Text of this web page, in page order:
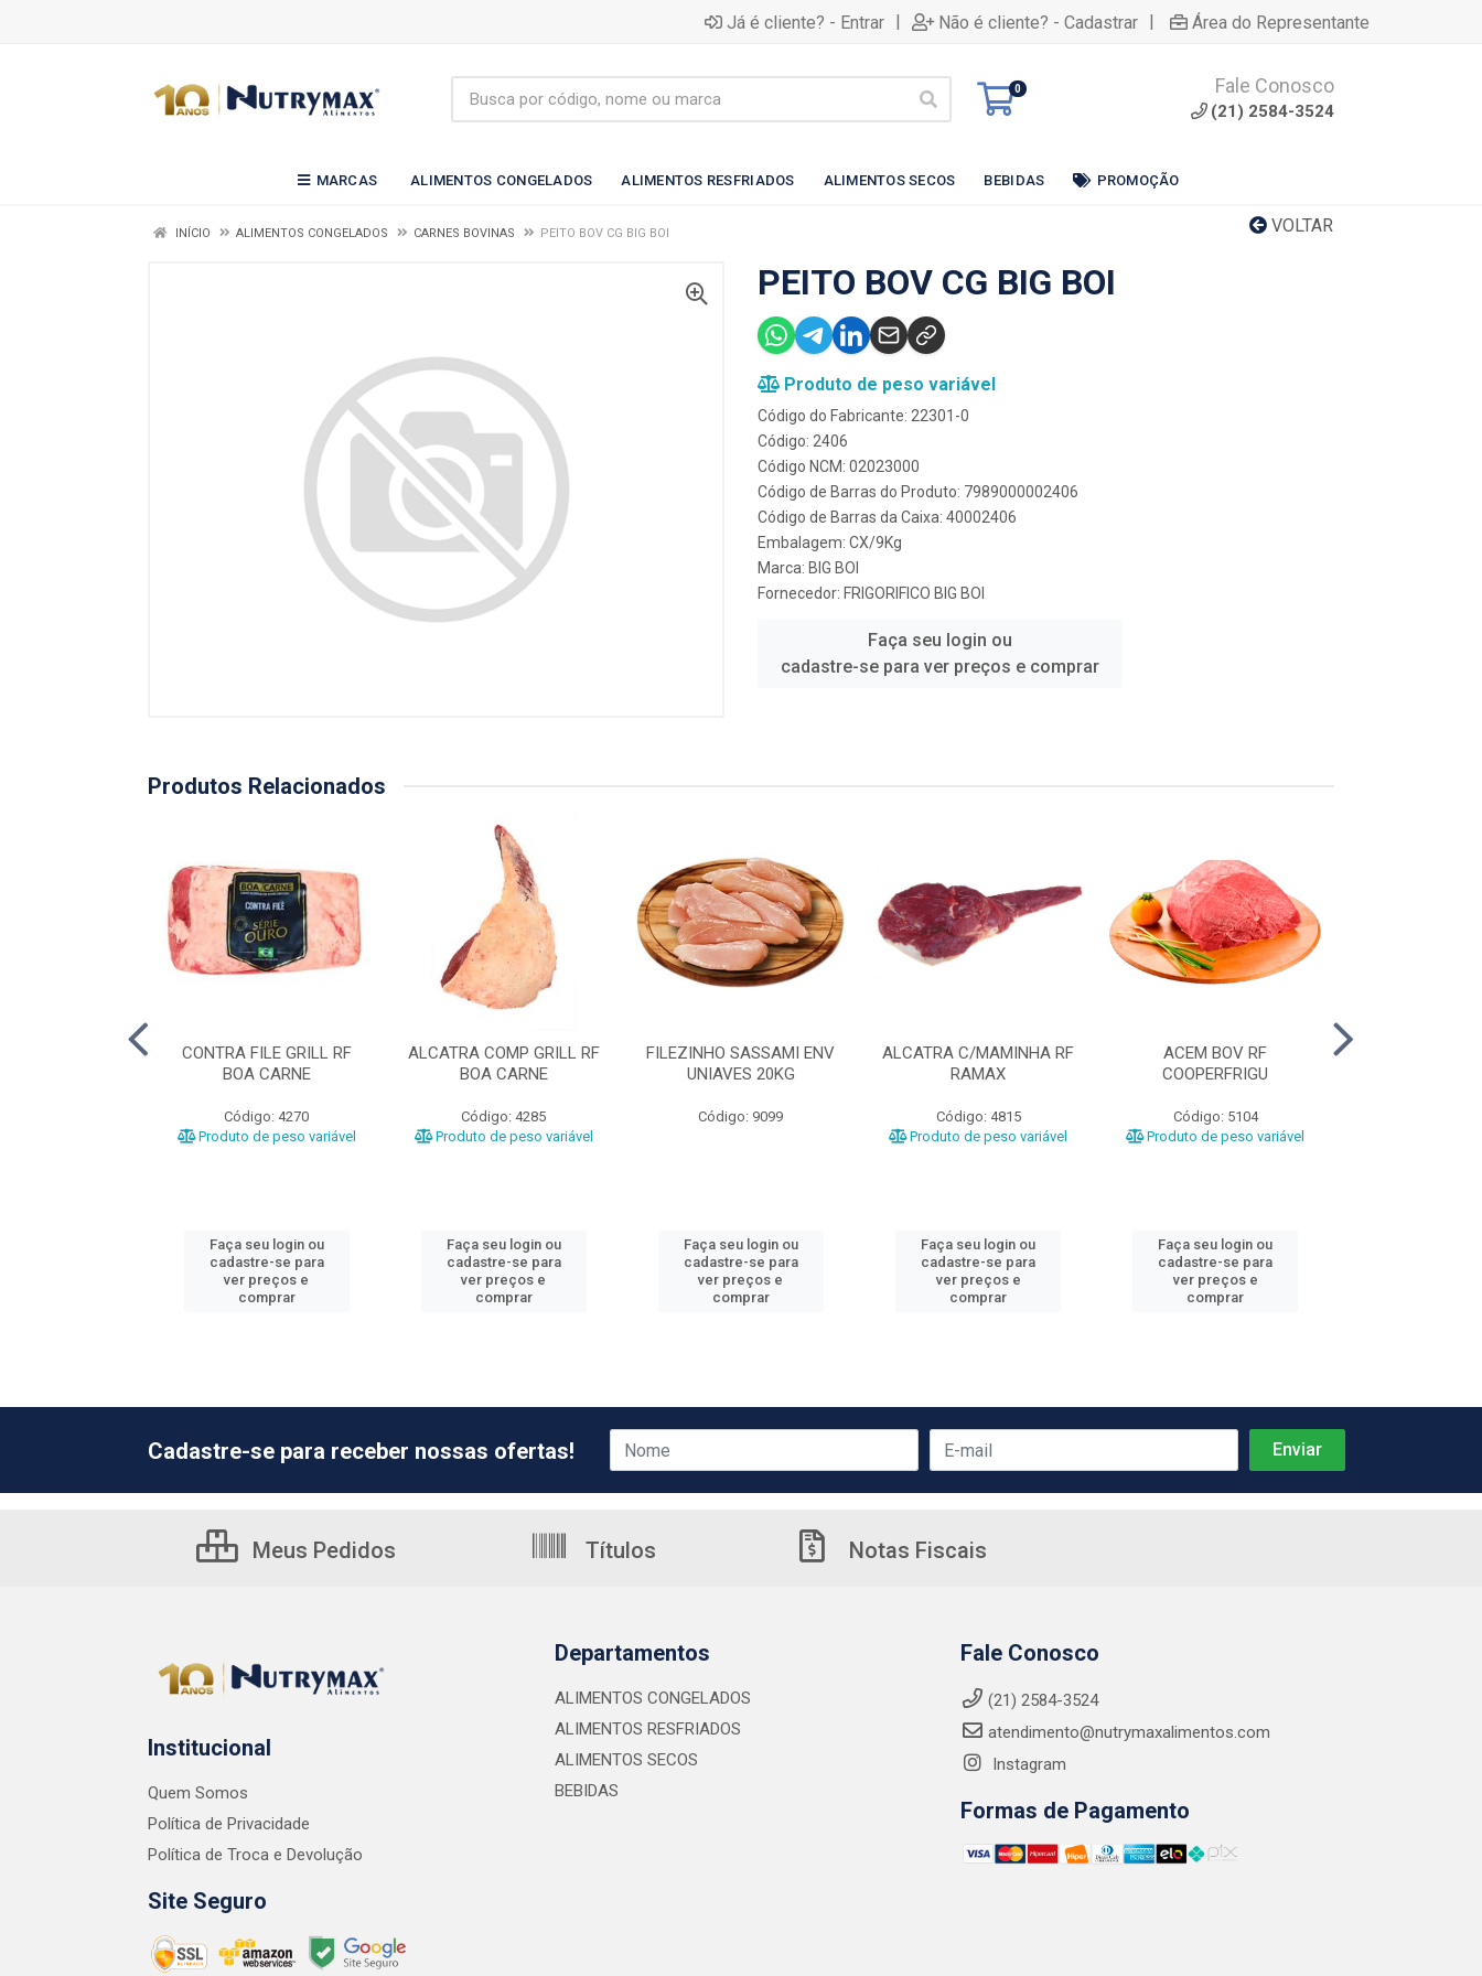
Já é cliente? - Entrar | Não é cliente? - Cadastrar | Área do Representante
0 Fale Conosco
(21) 2584-3524
MARCAS ALIMENTOS CONGELADOS ALIMENTOS RESFRIADOS ALIMENTOS SECOS BEBIDAS PROMOÇÃO
VOLTAR
INÍCIO ALIMENTOS CONGELADOS CARNES BOVINAS PEITO BOV CG BIG BOI
PEITO BOV CG BIG BOI
Produto de peso variável
Código do Fabricante: 22301-0
Código: 2406
Código NCM: 02023000
Código de Barras do Produto: 7989000002406
Código de Barras da Caixa: 40002406
Embalagem: CX/9Kg
Marca: BIG BOI
Fornecedor: FRIGORIFICO BIG BOI
Faça seu login ou
cadastre-se para ver preços e comprar
Produtos Relacionados
CONTRA FILE GRILL RF
BOA CARNE
Código: 4270
Produto de peso variável
Faça seu login ou
cadastre-se para
ver preços e
comprar
ALCATRA COMP GRILL RF
BOA CARNE
Código: 4285
Produto de peso variável
Faça seu login ou
cadastre-se para
ver preços e
comprar
FILEZINHO SASSAMI ENV
UNIAVES 20KG
Código: 9099
Faça seu login ou
cadastre-se para
ver preços e
comprar
ALCATRA C/MAMINHA RF
RAMAX
Código: 4815
Produto de peso variável
Faça seu login ou
cadastre-se para
ver preços e
comprar
ACEM BOV RF
COOPERFRIGU
Código: 5104
Produto de peso variável
Faça seu login ou
cadastre-se para
ver preços e
comprar
Cadastre-se para receber nossas ofertas!
Meus Pedidos Títulos Notas Fiscais
Institucional
Quem Somos
Política de Privacidade
Política de Troca e Devolução
Site Seguro
Departamentos
ALIMENTOS CONGELADOS
ALIMENTOS RESFRIADOS
ALIMENTOS SECOS
BEBIDAS
Fale Conosco
(21) 2584-3524
atendimento@nutrymaxalimentos.com
Instagram
Formas de Pagamento